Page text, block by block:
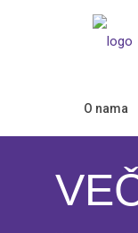
O nama